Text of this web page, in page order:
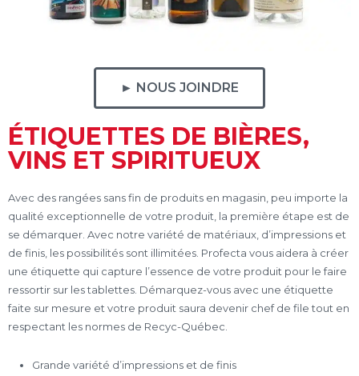
► NOUS JOINDRE
ÉTIQUETTES DE BIÈRES,
VINS ET SPIRITUEUX
Avec des rangées sans fin de produits en magasin, peu importe la
qualité exceptionnelle de votre produit, la première étape est de
se démarquer. Avec notre variété de matériaux, d’impressions et
de finis, les possibilités sont illimitées. Profecta vous aidera à créer
une étiquette qui capture l’essence de votre produit pour le faire
ressortir sur les tablettes. Démarquez-vous avec une étiquette
faite sur mesure et votre produit saura devenir chef de file tout en
respectant les normes de Recyc-Québec.
Grande variété d’impressions et de finis